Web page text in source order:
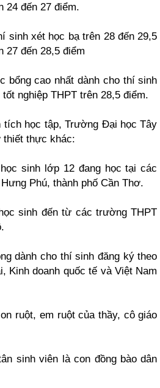
24 đến 27 điểm.
sinh xét học bạ trên 28 đến 29,5
27 đến 28,5 điểm
bổng cao nhất dành cho thí sinh
nghiệp THPT trên 28,5 điểm.
tích học tập, Trường Đại học Tây
thực khác:
sinh lớp 12 đang học tại các
Phú, thành phố Cần Thơ.
sinh đến từ các trường THPT
dành cho thí sinh đăng ký theo
Kinh doanh quốc tế và Việt Nam
ruột, em ruột của thầy, cô giáo
sinh viên là con đồng bào dân